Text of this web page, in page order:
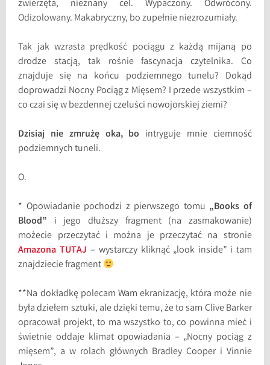
zwierzęta, nieznany cel. Wypaczony. Odwrócony.
Odizolowany. Makabryczny, bo zupełnie niezrozumiały.
Tak jak wzrasta prędkość pociągu z każdą mijaną po
drodze stacją, tak rośnie fascynacja czytelnika. Co
znajduje się na końcu podziemnego tunelu? Dokąd
doprowadzi Nocny Pociąg z Mięsem? I przede wszystkim –
co czai się w bezdennej czeluści nowojorskiej ziemi?
Dzisiaj nie zmrużę oka, bo intryguje mnie ciemność
podziemnych tuneli.
O.
* Opowiadanie pochodzi z pierwszego tomu „Books of
Blood” i jego dłuższy fragment (na zasmakowanie)
możecie przeczytać i można je przeczytać na stronie
Amazona TUTAJ – wystarczy kliknąć „look inside” i tam
znajdziecie fragment
**Na dokładkę polecam Wam ekranizację, która może nie
była dziełem sztuki, ale dzięki temu, że to sam Clive Barker
opracował projekt, to ma wszystko to, co powinna mieć i
świetnie oddaje klimat opowiadania – „Nocny pociąg z
mięsem”, a w rolach głównych Bradley Cooper i Vinnie